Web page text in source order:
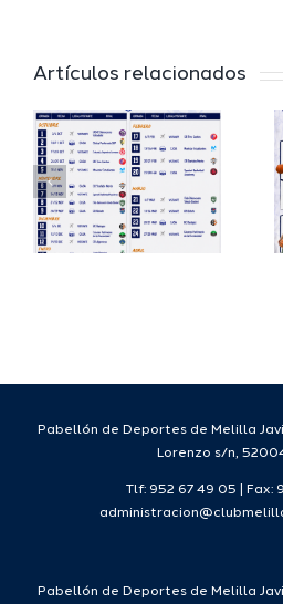
Artículos relacionados
del
Deporte
completa
su
proyecto
Pabellón de Deportes de Melilla
Lorenzo s/n,
Tlf: 952 67 49 05 | Fax:
Pabellón de Deportes de Melilla